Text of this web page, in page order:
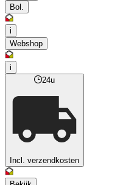
Bol.
i
Webshop
i
24u
Incl. verzendkosten